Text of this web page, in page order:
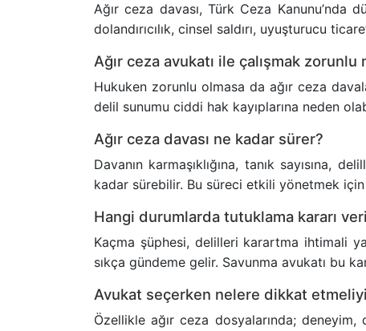
Ağır ceza davası, Türk Ceza
dolandırıcılık, cinsel saldırı, uyuşturucu
Ağır ceza avukatı ile çalışmak zorunlu
Hukuken zorunlu olmasa da ağır ceza
delil sunumu ciddi hak kayıplarına neden
Ağır ceza davası ne kadar sürer?
Davanın karmaşıklığına, tanık sayısına,
kadar sürebilir. Bu süreci etkili yönetmek
Hangi durumlarda tutuklama kararı
Kaçma şüphesi, delilleri karartma ihtimali
sıkça gündeme gelir. Savunma avukatı bu
Avukat seçerken nelere dikkat
Özellikle ağır ceza dosyalarında;